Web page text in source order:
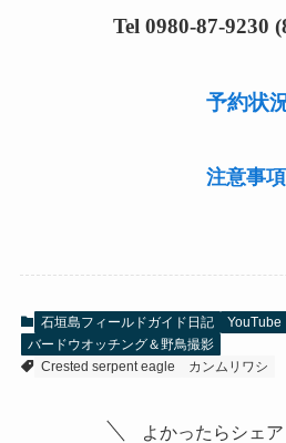
Tel 0980-87-9230
予約状
注意事項
石垣島フィールドガイド日記 YouTube
バードウオッチング＆野鳥撮影
Crested serpent eagle
カンムリワシ
よかったらシェア